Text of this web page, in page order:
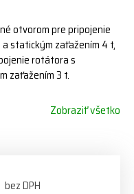
otvorom pre pripojenie
statickým zaťažením 4 t,
rotátora s
zaťažením 3 t.
Zobraziť všetko
bez DPH